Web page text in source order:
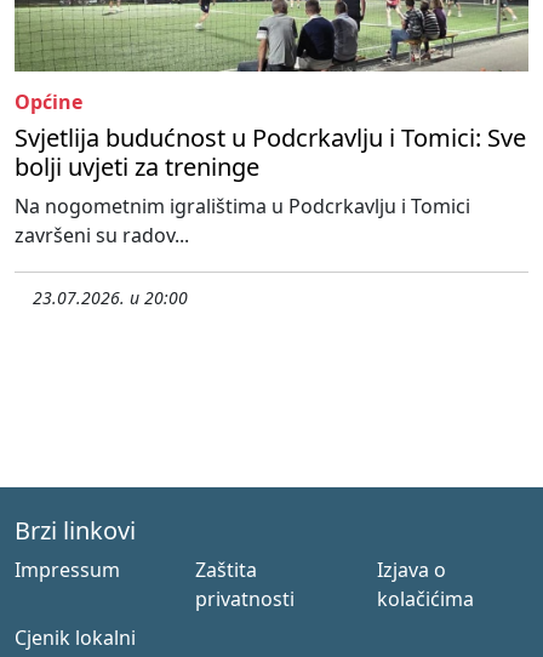
Općine
Svjetlija budućnost u Podcrkavlju i Tomici: Sve
bolji uvjeti za treninge
Na nogometnim igralištima u Podcrkavlju i Tomici
završeni su radov...
23.07.2026. u 20:00
Brzi linkovi
Impressum
Zaštita
privatnosti
Izjava o
kolačićima
Cjenik lokalni